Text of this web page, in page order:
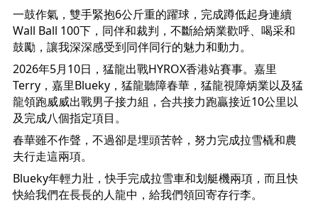
一鼓作氣，雙手緊抱6公斤重的躍球，完成蹲低起身連續
Wall Ball 100下，同伴和裁判，不斷給炳業歡呼、喝采和
鼓勵，讓我深深感受到同伴同行的魅力和動力。
2026年5月10日，猛龍出戰HYROX香港站賽事。嘉里
Terry，嘉里Blueky，猛龍聽障春華，猛龍視障炳業以及猛
龍領跑威威出戰男子接力組，合共接力跑贏接近10公里以
及完成八個指定項目。
春華雖不作聲，不過卻是埋頭苦幹，努力完成拉雪橇和農
夫行走這兩項。
Blueky年輕力壯，快手完成拉雪車和划艇機兩項，而且快
快給我們在長長的人龍中，給我們領回寄存行李。